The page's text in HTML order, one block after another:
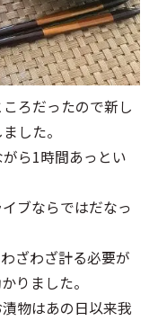
ろだったので新し
した。
ら1時間あっとい
ブならではだなっ
ざわざ計る必要が
りました。
物はあの日以来我